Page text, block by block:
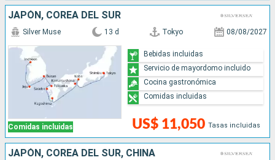
JAPÓN, COREA DEL SUR
Comidas incluidas
Silver Muse 13 d Tokyo 08/08/2027
US$ 11,050 Tasas incluidas
Bebidas incluidas
Servicio de mayordomo incluido
Cocina gastronómica
Comidas incluidas
JAPÓN, COREA DEL SUR, CHINA